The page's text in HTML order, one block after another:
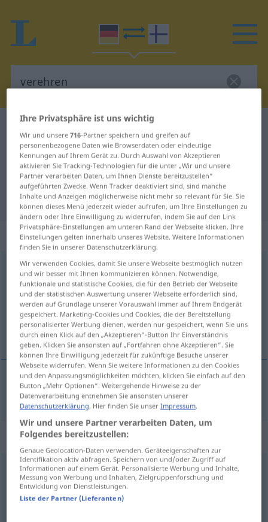
Deutsch-Finnisch Wörterbuch
Deutsch-Finnisch Übersetzung für
"verehren"
"verehren" Finnisch Übersetzung
„verehren“
verehren
Übersicht aller Übersetzungen
(Für mehr Details die Übersetzung anklicken/antippen)
palvoa, ihailla, kunnioittaa
palvoa,ihailla,kunnioittaa verehren
Synonyme für "verehren"
heiligen
Ihre Privatsphäre ist uns wichtig
Wir und unsere716-Partner speichern und greifen auf
personenbezogene Daten wie Browserdaten oder eindeutige
Kennungen auf Ihrem Gerät zu. Durch Auswahl von Akzeptieren
aktivieren Sie Tracking-Technologien für die unter „Wir und unsere
Partner verarbeiten Daten, um Ihnen Dienste bereitzustellen“
aufgeführten Zwecke. Wenn Tracker deaktiviert sind, sind manche
Inhalte und Anzeigen möglicherweise nicht mehr so relevant für Sie. Sie
können dieses Menü jederzeit wieder aufrufen, um Ihre Einstellungen zu
ändern oder Ihre Einwilligung zu widerrufen, indem Sie auf den Link
Privatsphäre-Einstellungen am unteren Rand der Webseite klicken. Ihre
Einstellungen gelten innerhalb unseres Website. Weitere Informationen
finden Sie in unserer Datenschutzerklärung.
Wir verwenden Cookies, damit Sie unsere Webseite bestmöglich nutzen
und wir besser mit Ihnen kommunizieren können. Notwendige,
funktionale und statistische Cookies, die für den Betrieb der Webseite
und der statistischen Auswertung unserer Webseite erforderlich sind,
werden auf Grundlage unserer Vorauswahl immer auf Ihrem Endgerät
gespeichert. Marketing-Cookies und Cookies, die der Bereitstellung
personalisierter Werbung dienen, werden nur gespeichert, wenn Sie uns
durch einen Klick auf den „Akzeptieren“-Button Ihr Einverständnis
geben. Klicken Sie ansonsten auf „Fortfahren ohne Akzeptieren“. Sie
können Ihre Einwilligung jederzeit für zukünftige Besuche unserer
Webseite widerrufen. Wenn Sie weitere Informationen zu den Cookies
und den Anpassungsmöglichkeiten möchten, klicken Sie einfach auf den
Button „Mehr Optionen“. Weitergehende Hinweise zu der
Datenverarbeitung entnehmen Sie ansonsten unserer
Datenschutzerklärung. Hier finden Sie unserImpressum.
Wir und unsere Partner verarbeiten Daten, um
Folgendes bereitzustellen:
Genaue Geolocation-Daten verwenden. Geräteeigenschaften zur
Identifikation aktiv abfragen. Speichern von und/oder Zugriff auf
Informationen auf einem Gerät. Personalisierte Werbung und Inhalte,
Messung von Werbung und Inhalten, Zielgruppenforschung und
Entwicklung von Dienstleistungen.
Liste der Partner (Lieferanten)